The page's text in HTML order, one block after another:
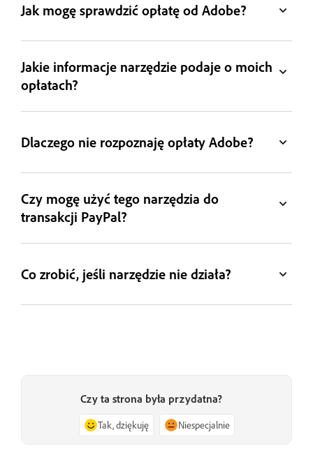
Jak mogę sprawdzić opłatę od Adobe?
Jakie informacje narzędzie podaje o moich
opłatach?
Dlaczego nie rozpoznaję opłaty Adobe?
Czy mogę użyć tego narzędzia do
transakcji PayPal?
Co zrobić, jeśli narzędzie nie działa?
Czy ta strona była przydatna?
Tak, dziękuję Niespecjalnie